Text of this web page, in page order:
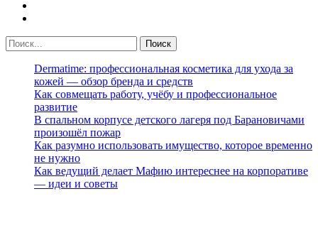
Dermatime: профессиональная косметика для ухода за
кожей — обзор бренда и средств
Как совмещать работу, учёбу и профессиональное
развитие
В спальном корпусе детского лагеря под Барановичами
произошёл пожар
Как разумно использовать имущество, которое временно
не нужно
Как ведущий делает Мафию интереснее на корпоративе
— идеи и советы